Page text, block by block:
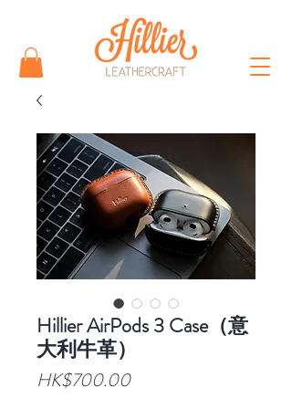
Hillier AirPods 3 Case（意
大利牛革）
HK$700.00價